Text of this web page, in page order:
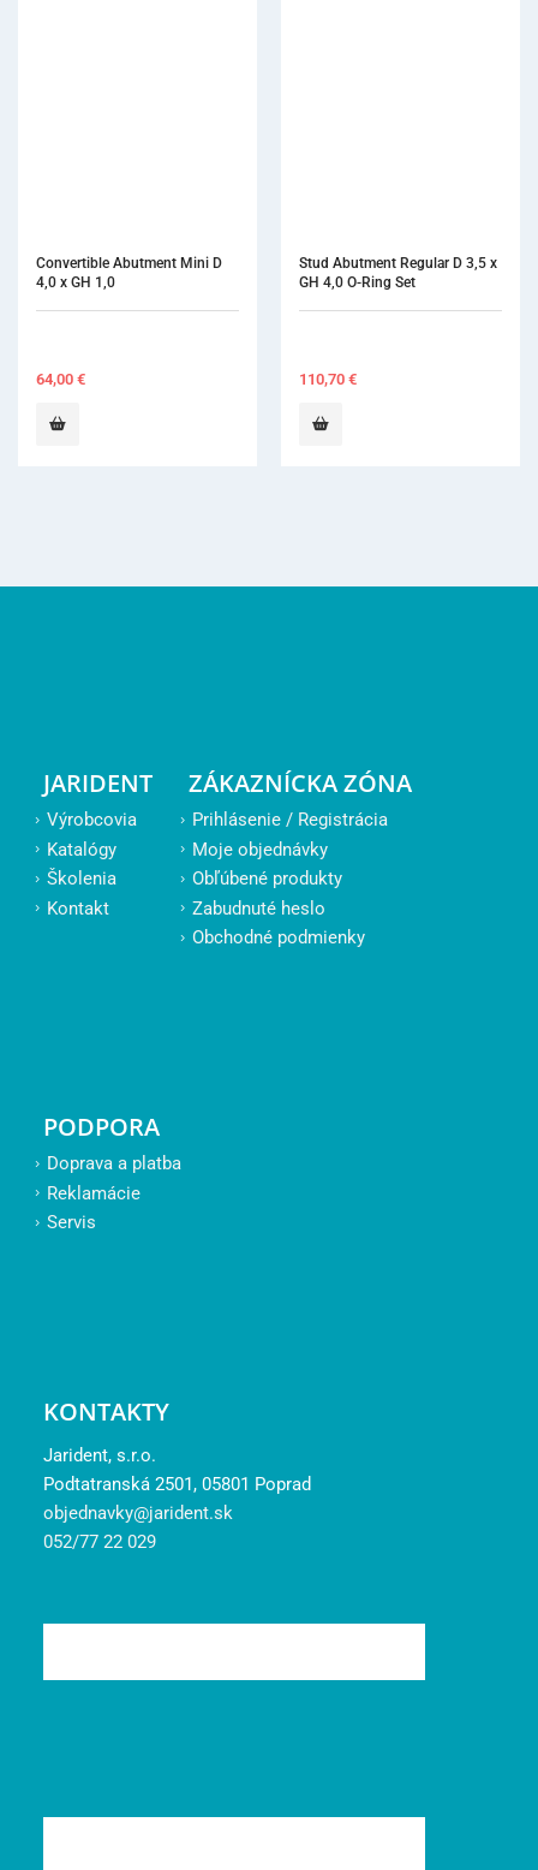
Stud Abutment Regular D 3,5 x
GH 4,0 O-Ring Set
110,70€
JARIDENT
Výrobcovia
Katalógy
Školenia
Kontakt
ZÁKAZNÍCKA ZÓNA
Prihlásenie / Registrácia
Moje objednávky
Obľúbené produkty
Zabudnuté heslo
Obchodné podmienky
PODPORA
Doprava a platba
Reklamácie
Servis
KONTAKTY
Jarident, s.r.o.
Podtatranská 2501, 05801 Poprad
objednavky@jarident.sk
052/77 22 029